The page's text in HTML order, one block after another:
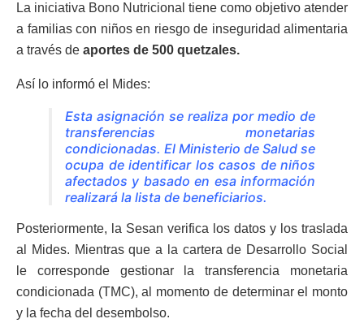
La iniciativa Bono Nutricional tiene como objetivo atender
a familias con niños en riesgo de inseguridad alimentaria
a través de aportes de 500 quetzales.
Así lo informó el Mides:
Esta asignación se realiza por medio de
transferencias monetarias
condicionadas. El Ministerio de Salud se
ocupa de identificar los casos de niños
afectados y basado en esa información
realizará la lista de beneficiarios.
Posteriormente, la Sesan verifica los datos y los traslada
al Mides. Mientras que a la cartera de Desarrollo Social
le corresponde gestionar la transferencia monetaria
condicionada (TMC), al momento de determinar el monto
y la fecha del desembolso.